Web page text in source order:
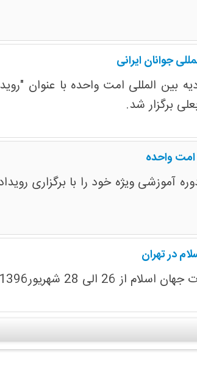
جوانان ایرانی
بین المللی امت واحده با عنوان
امت واحده
در تهران
در تهران برگزار خواهد شد.